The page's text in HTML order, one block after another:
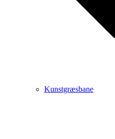
Kunstgræsbane